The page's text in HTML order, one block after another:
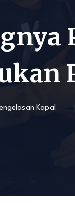
Kapal